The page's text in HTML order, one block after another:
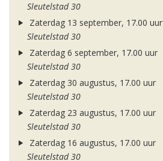
Sleutelstad 30
Zaterdag 13 september, 17.00 uur
Sleutelstad 30
Zaterdag 6 september, 17.00 uur
Sleutelstad 30
Zaterdag 30 augustus, 17.00 uur
Sleutelstad 30
Zaterdag 23 augustus, 17.00 uur
Sleutelstad 30
Zaterdag 16 augustus, 17.00 uur
Sleutelstad 30